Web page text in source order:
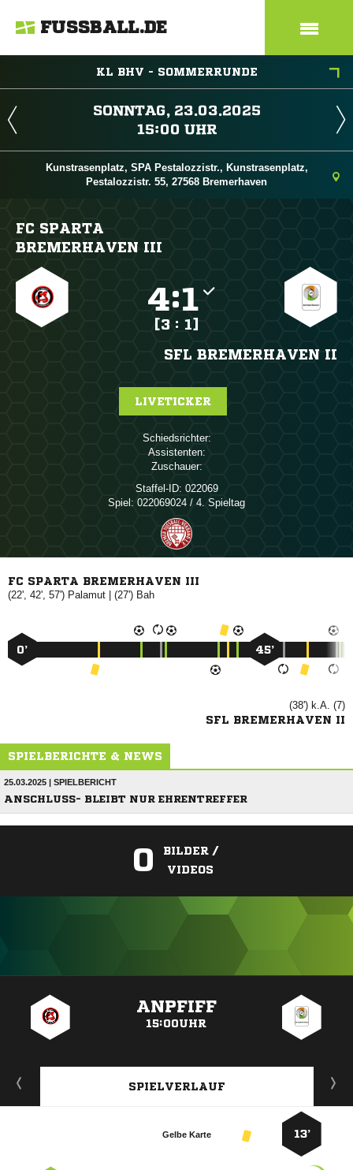
FUSSBALL.DE
KL BHV - SOMMERRUNDE
 
 
Kunstrasenplatz, SPA Pestalozzistr., Kunstrasenplatz,
Pestalozzistr. 55, 27568 Bremerhaven
FC SPARTA
BREMERHAVEN III
:
[3 : 1]
SFL BREMERHAVEN II
LIVETICKER
Schiedsrichter:
Assistenten:
Zuschauer:
Staffel-ID: 022069
Spiel: 022069024 / 4. Spieltag
FC SPARTA BREMERHAVEN III
(22', 42', 57')  | (27') 
0’ 45’
(38') k.A. (7)
SFL BREMERHAVEN II
SPIELBERICHTE & NEWS
25.03.2025 | SPIELBERICHT
ANSCHLUSS- BLEIBT NUR EHRENTREFFER
0
BILDER /
VIDEOS
ANPFIFF
15:00UHR
SPIELVERLAUF
13’
Gelbe Karte